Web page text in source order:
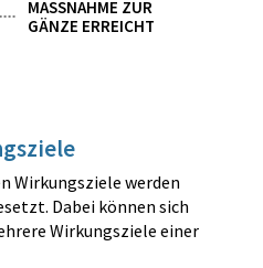
MASSNAHME ZUR
GÄNZE ERREICHT
Wirkungsziele werden
Dabei können sich
Wirkungsziele einer